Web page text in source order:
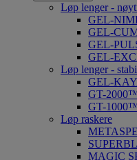
Løp lenger -
GEL-
GEL-
GEL-
GEL-
Løp lenger -
GEL-
GT-
GT-
Løp raskere
MAGIC